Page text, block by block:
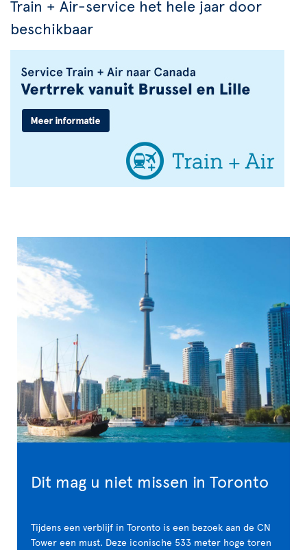
Train + Air-service het hele jaar door
beschikbaar
Dit mag u niet missen in Toronto
Tijdens een verblijf in Toronto is een bezoek aan de CN
Tower een must. Deze iconische 533 meter hoge toren